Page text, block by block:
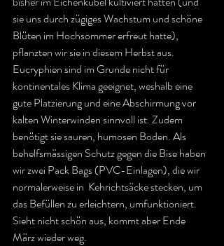
sie uns durch zügiges Wachstum und schöne
Blüten im Hochsommer erfreut hatte),
pflanzten wir sie in diesem Herbst aus.
Eucryphien sind im Grunde nicht für
kontinentales Klima geeignet, weshalb eine
gute Platzierung und eine Abschirmung vor
kalten Winterwinden sinnvoll ist. Zudem
benötigt sie sauren, humosen Boden. Als
behelfsmässigen Schutz gegen die Bise haben
wir zwei Pack Bags (PVC-Einlagen), die wir
normalerweise in  Kehrichtsäcke stecken, um
das Befüllen zu erleichtern, umfunktioniert.
Sieht nicht schön aus, kommt aber Ende
März wieder weg.